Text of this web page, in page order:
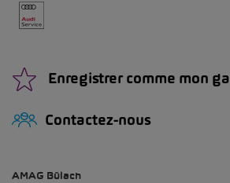
Enregistrer comme mon
Contactez-nous